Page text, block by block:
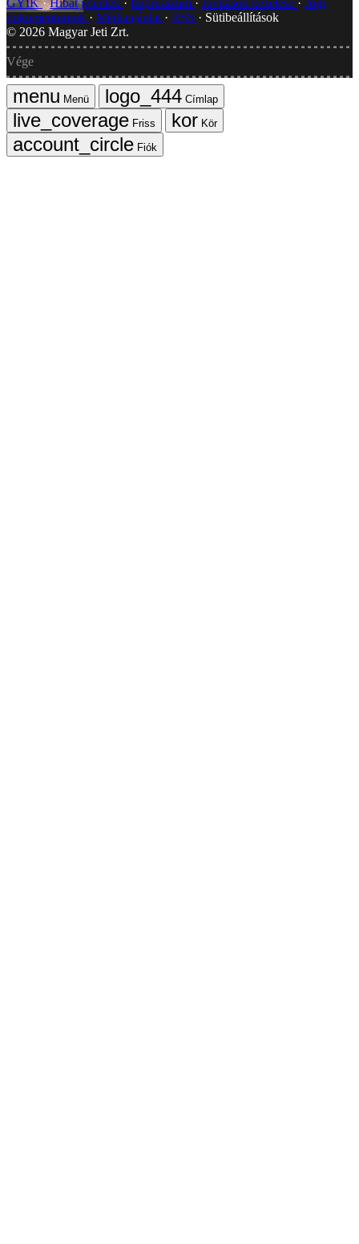
GYIK Hibát jelentek Impresszum Javítások kezelése
Jogi
dokumentumok
Médiaajánlat RSS
Sütibeállítások
© 2026 Magyar Jeti Zrt.
Vége
Menü
Címlap
Friss
Kör
Fiók